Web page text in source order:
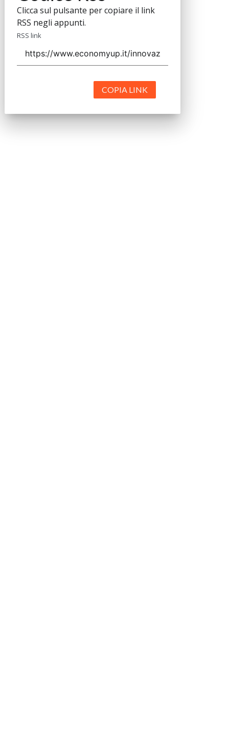
Clicca sul pulsante per copiare il link
RSS negli appunti.
RSS link
COPIA LINK